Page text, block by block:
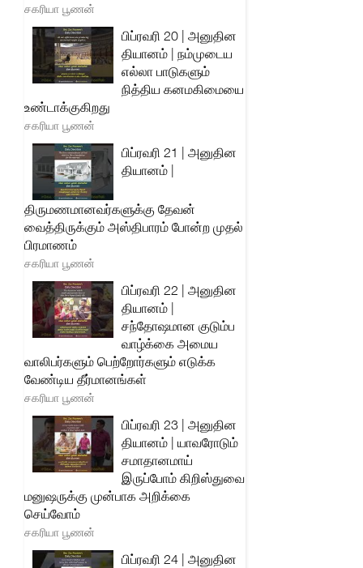
சகரியா பூணன்
பிப்ரவரி 20 | அனுதின
தியானம் | நம்முடைய
எல்லா பாடுகளும்
நித்திய கனமகிமையை
உண்டாக்குகிறது
சகரியா பூணன்
பிப்ரவரி 21 | அனுதின
தியானம் |
திருமணமானவர்களுக்கு தேவன்
வைத்திருக்கும் அஸ்திபாரம் போன்ற முதல்
பிரமாணம்
சகரியா பூணன்
பிப்ரவரி 22 | அனுதின
தியானம் |
சந்தோஷமான குடும்ப
வாழ்க்கை அமைய
வாலிபர்களும் பெற்றோர்களும் எடுக்க
வேண்டிய தீர்மானங்கள்
சகரியா பூணன்
பிப்ரவரி 23 | அனுதின
தியானம் | யாவரோடும்
சமாதானமாய்
இருப்போம் கிறிஸ்துவை
மனுஷருக்கு முன்பாக அறிக்கை
செய்வோம்
சகரியா பூணன்
பிப்ரவரி 24 | அனுதின